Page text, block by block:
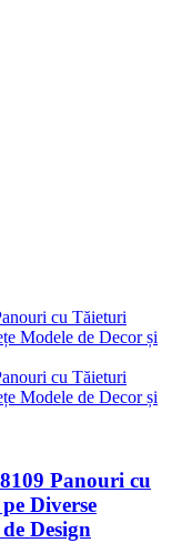
Panouri cu
Diverse
Design